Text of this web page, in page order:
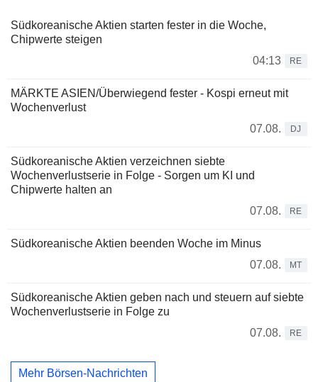
Südkoreanische Aktien starten fester in die Woche,
Chipwerte steigen
04:13
RE
MÄRKTE ASIEN/Überwiegend fester - Kospi erneut mit
Wochenverlust
07.08.
DJ
Südkoreanische Aktien verzeichnen siebte
Wochenverlustserie in Folge - Sorgen um KI und
Chipwerte halten an
07.08.
RE
Südkoreanische Aktien beenden Woche im Minus
07.08.
MT
Südkoreanische Aktien geben nach und steuern auf siebte
Wochenverlustserie in Folge zu
07.08.
RE
Mehr Börsen-Nachrichten